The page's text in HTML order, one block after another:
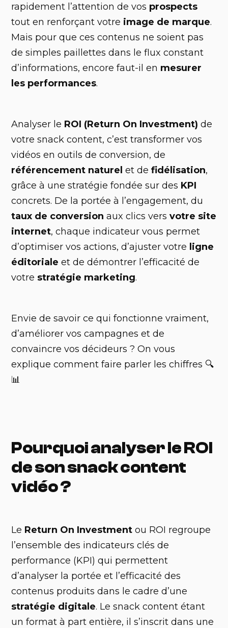
rapidement l’attention de vos prospects
tout en renforçant votre image de marque.
Mais pour que ces contenus ne soient pas
de simples paillettes dans le flux constant
d’informations, encore faut-il en mesurer
les performances.
Analyser le ROI (Return On Investment) de
votre snack content, c’est transformer vos
vidéos en outils de conversion, de
référencement naturel et defidélisation,
grâce à une stratégie fondée sur des KPI
concrets. De la portée à l’engagement, du
taux de conversion aux clics versvotre site
internet, chaque indicateur vous permet
d’optimiser vos actions, d’ajuster votre ligne
éditoriale et de démontrer l’efficacité de
votre stratégie marketing.
Envie de savoir ce qui fonctionne vraiment,
d’améliorer vos campagnes et de
convaincre vos décideurs ? On vous
explique comment faire parler les chiffres 🔍
📊
Pourquoi analyser le ROI
de son snack content
vidéo ?
Le Return On Investment ou ROI regroupe
l’ensemble des indicateurs clés de
performance (KPI) qui permettent
d’analyser la portée et l’efficacité des
contenus produits dans le cadre d’une
stratégie digitale. Le snack content étant
un format à part entière, il s’inscrit dans une